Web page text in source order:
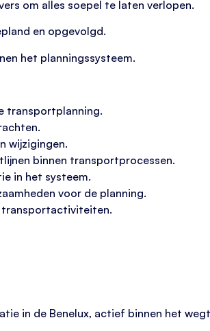
om alles soepel te laten verlopen.
en opgevolgd.
het planningssysteem.
transportplanning.
wijzigingen.
binnen transportprocessen.
in het systeem.
voor de planning.
transportactiviteiten.
in de Benelux, actief binnen het